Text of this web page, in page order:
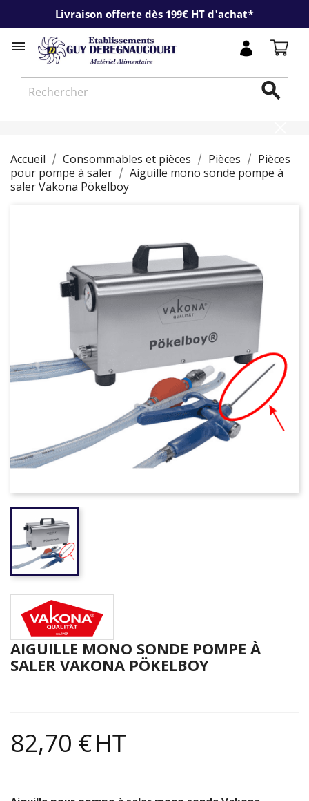
Livraison offerte dès 199€ HT d'achat*


Accueil Consommables et pièces Pièces
Pièces
pour pompe à saler
Aiguille mono sonde pompe à
saler Vakona Pökelboy
AIGUILLE MONO SONDE POMPE À
SALER VAKONA PÖKELBOY
82,70 €HT